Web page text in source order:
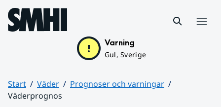
Hoppa till sidans innehåll
Varning
Gul, Sverige
Start Väder
Prognoser och varningar
Väderprognos